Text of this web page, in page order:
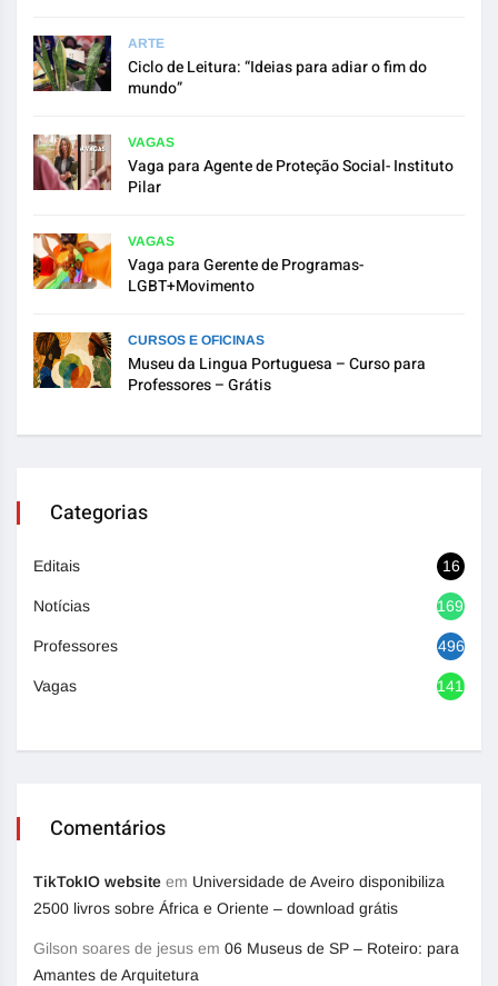
ARTE
Ciclo de Leitura: “Ideias para adiar o fim do
mundo”
VAGAS
Vaga para Agente de Proteção Social- Instituto
Pilar
VAGAS
Vaga para Gerente de Programas-
LGBT+Movimento
CURSOS E OFICINAS
Museu da Lingua Portuguesa – Curso para
Professores – Grátis
Categorias
Editais 16
Notícias 1692
Professores 496
Vagas 1416
Comentários
TikTokIO website em Universidade de Aveiro disponibiliza
2500 livros sobre África e Oriente – download grátis
Gilson soares de jesus em 06 Museus de SP – Roteiro: para
Amantes de Arquitetura